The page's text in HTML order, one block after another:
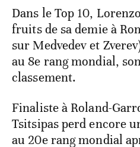
Dans le Top 10,
fruits de sa demie à
sur Medvedev et
au 8e rang mondial,
classement.
Finaliste à Roland-
Tsitsipas perd encore
au 20e rang mondial